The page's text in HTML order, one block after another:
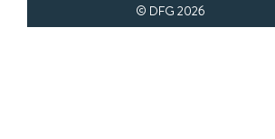
© DFG 2026